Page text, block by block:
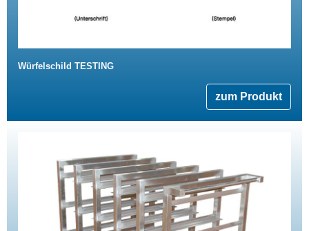
Würfelschild TESTING
zum Produkt